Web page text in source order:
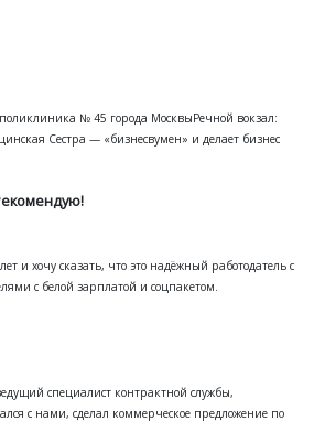
№ 45 города МосквыРечной вокзал:
Сестра — «бизнесвумен» и делает бизнес
и хочу сказать, что это надёжный работодатель с
с белой зарплатой и соцпакетом.
специалист контрактной службы,
с нами, сделал коммерческое предложение по